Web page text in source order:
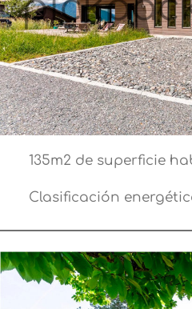
135m2 de superficie
Clasificación